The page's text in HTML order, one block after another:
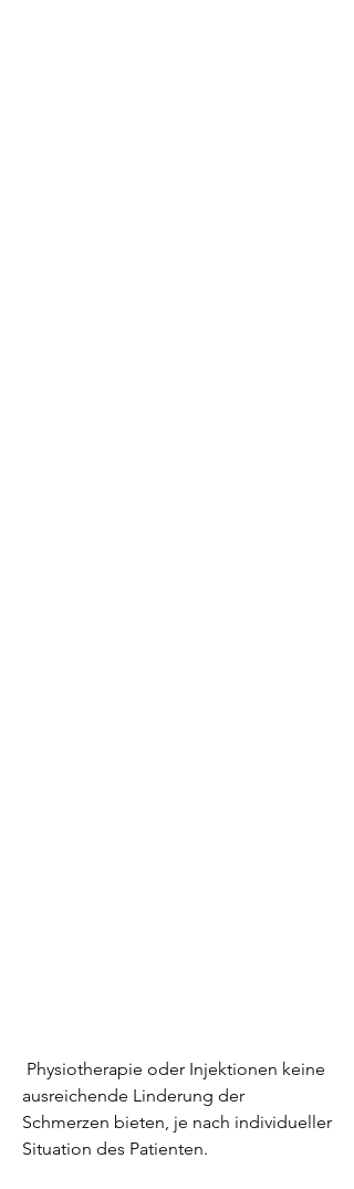
ausreichende Linderung der
Schmerzen bieten, je nach individueller
Situation des Patienten.